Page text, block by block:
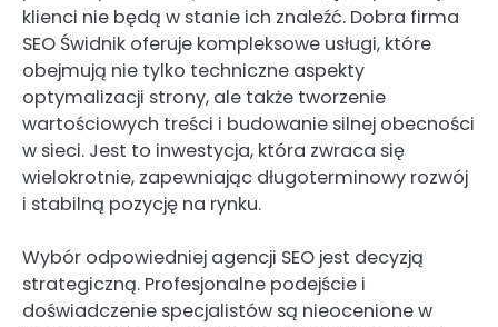
klienci nie będą w stanie ich znaleźć. Dobra firma
SEO Świdnik oferuje kompleksowe usługi, które
obejmują nie tylko techniczne aspekty
optymalizacji strony, ale także tworzenie
wartościowych treści i budowanie silnej obecności
w sieci. Jest to inwestycja, która zwraca się
wielokrotnie, zapewniając długoterminowy rozwój
i stabilną pozycję na rynku.
Wybór odpowiedniej agencji SEO jest decyzją
strategiczną. Profesjonalne podejście i
doświadczenie specjalistów są nieocenione w